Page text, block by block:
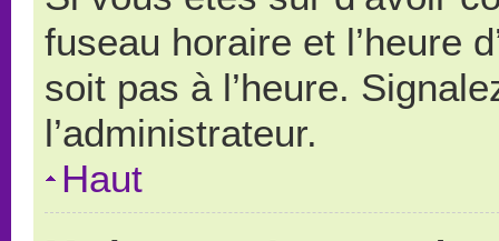
fuseau horaire et l’heure
soit pas à l’heure.
l’administrateur.
Haut